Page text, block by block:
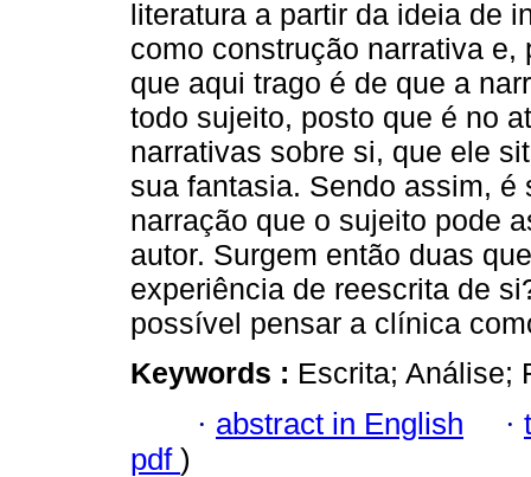
literatura a partir da ideia de
como construção narrativa
que aqui trago é de que a
todo sujeito, posto que é no
narrativas sobre si, que ele
sua fantasia. Sendo assim,
narração que o sujeito pode
autor. Surgem então duas
experiência de reescrita de
possível pensar a clínica
Keywords : Escrita; Análise;
· abstract in English ·
pdf )